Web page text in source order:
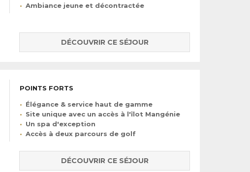
Ambiance jeune et décontractée
DÉCOUVRIR CE SÉJOUR
POINTS FORTS
Élégance & service haut de gamme
Site unique avec un accès à l'îlot Mangénie
Un spa d'exception
Accès à deux parcours de golf
DÉCOUVRIR CE SÉJOUR